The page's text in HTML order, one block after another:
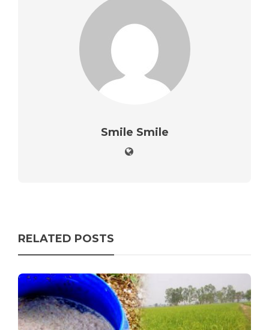
Smile Smile
RELATED POSTS